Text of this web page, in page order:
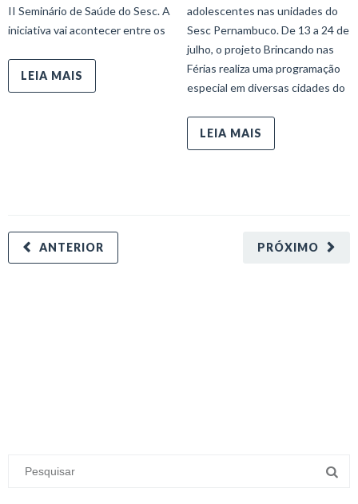
II Seminário de Saúde do Sesc. A
iniciativa vai acontecer entre os
LEIA MAIS
adolescentes nas unidades do
Sesc Pernambuco. De 13 a 24 de
julho, o projeto Brincando nas
Férias realiza uma programação
especial em diversas cidades do
LEIA MAIS
PRÓXIMO
ANTERIOR